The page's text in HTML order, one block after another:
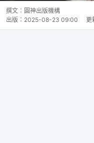
撰文： 圓神出版機構
出版： 2025-08-23 09:00 更